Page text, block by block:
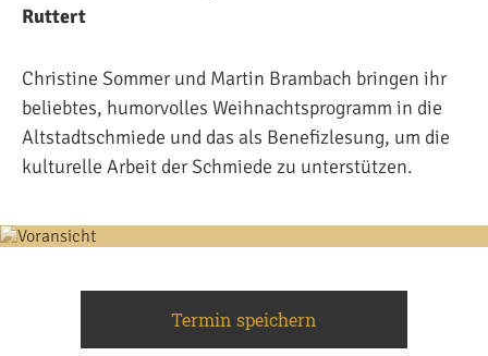
Ruttert
Christine Sommer und Martin Brambach bringen ihr
beliebtes, humorvolles Weihnachtsprogramm in die
Altstadtschmiede und das als Benefizlesung, um die
kulturelle Arbeit der Schmiede zu unterstützen.
Termin speichern